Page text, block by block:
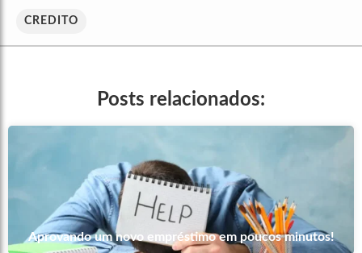
CREDITO
Posts relacionados:
Aprovando um novo empréstimo em poucos minutos!